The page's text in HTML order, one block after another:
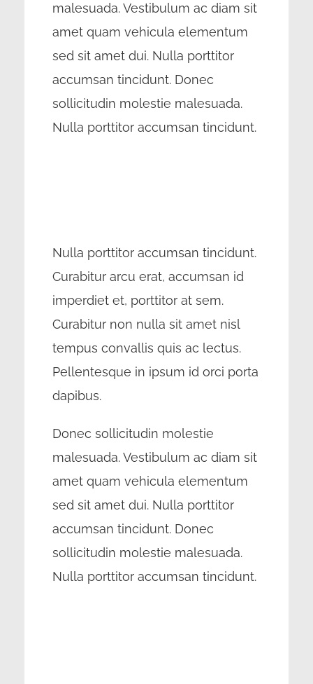
malesuada. Vestibulum ac diam sit
amet quam vehicula elementum
sed sit amet dui. Nulla porttitor
accumsan tincidunt. Donec
sollicitudin molestie malesuada.
Nulla porttitor accumsan tincidunt.
Nulla porttitor accumsan tincidunt.
Curabitur arcu erat, accumsan id
imperdiet et, porttitor at sem.
Curabitur non nulla sit amet nisl
tempus convallis quis ac lectus.
Pellentesque in ipsum id orci porta
dapibus.
Donec sollicitudin molestie
malesuada. Vestibulum ac diam sit
amet quam vehicula elementum
sed sit amet dui. Nulla porttitor
accumsan tincidunt. Donec
sollicitudin molestie malesuada.
Nulla porttitor accumsan tincidunt.